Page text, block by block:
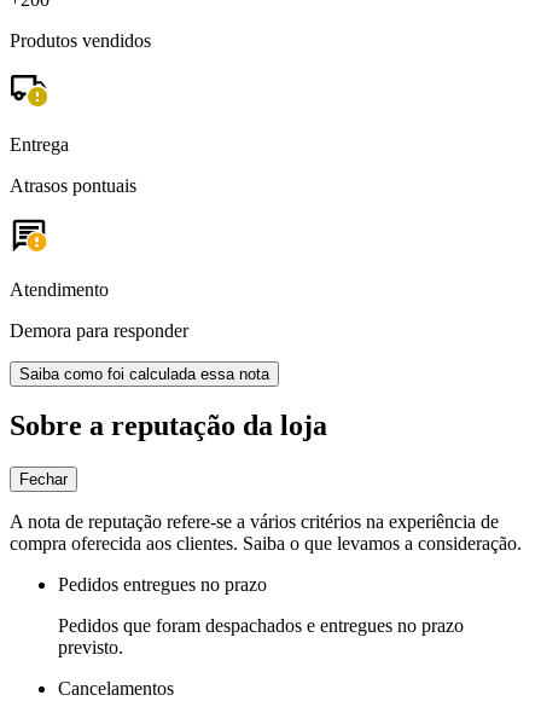
Produtos vendidos
Entrega
Atrasos pontuais
Atendimento
Demora para responder
Saiba como foi calculada essa nota
Sobre a reputação da loja
Fechar
A nota de reputação refere-se a vários critérios na experiência de
compra oferecida aos clientes. Saiba o que levamos a consideração.
Pedidos entregues no prazo
Pedidos que foram despachados e entregues no prazo
previsto.
Cancelamentos